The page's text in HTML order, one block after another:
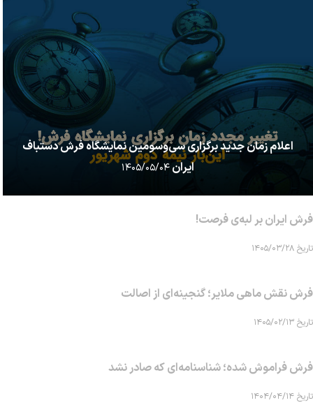
اعلام زمان جدید برگزاری سی‌وسومین نمایشگاه فرش دستباف
ایران۱۴۰۵/۰۵/۰۴
فرش ایران بر لبه‌ی فرصت!
تاریخ ۱۴۰۵/۰۳/۲۸
فرش نقش ماهی‌ ملایر؛ گنجینه‌ای از اصالت
تاریخ ۱۴۰۵/۰۲/۱۳
فرش فراموش شده؛ شناسنامه‌ای که صادر نشد
تاریخ ۱۴۰۴/۰۴/۱۴